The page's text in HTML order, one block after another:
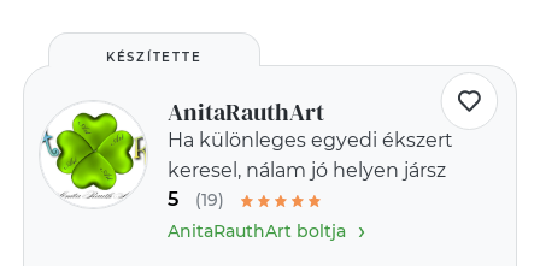
KÉSZÍTETTE
AnitaRauthArt
Ha különleges egyedi ékszert
keresel, nálam jó helyen jársz
5
(19)
AnitaRauthArt boltja›